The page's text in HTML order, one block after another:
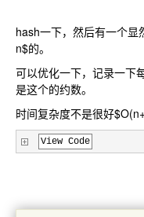
hash一下，然后有一个
n$的。
可以优化一下，记录一下
是这个的约数。
时间复杂度不是很好
View Code